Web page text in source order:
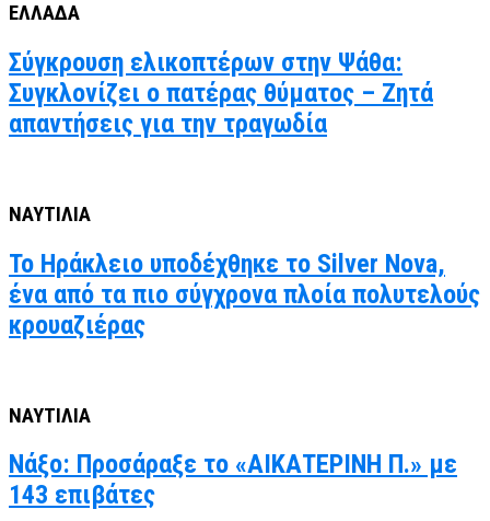
ΕΛΛΑΔΑ
Σύγκρουση ελικοπτέρων στην Ψάθα:
Συγκλονίζει ο πατέρας θύματος – Ζητά
απαντήσεις για την τραγωδία
ΝΑΥΤΙΛΙΑ
Το Ηράκλειο υποδέχθηκε το Silver Nova,
ένα από τα πιο σύγχρονα πλοία πολυτελούς
κρουαζιέρας
ΝΑΥΤΙΛΙΑ
Νάξο: Προσάραξε το «ΑΙΚΑΤΕΡΙΝΗ Π.» με
143 επιβάτες